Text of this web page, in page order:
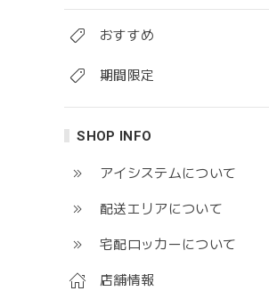
おすすめ
期間限定
SHOP INFO
アイシステムについて
配送エリアについて
宅配ロッカーについて
店舗情報